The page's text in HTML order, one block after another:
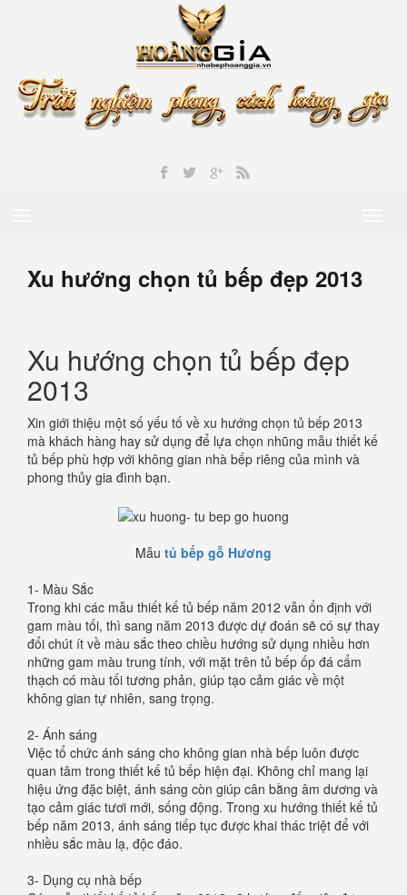
Xu hướng chọn tủ bếp đẹp 2013
Xu hướng chọn tủ bếp đẹp
2013
Xin giới thiệu một số yếu tố về xu hướng chọn tủ bếp 2013
mà khách hàng hay sử dụng để lựa chọn nhũng mẫu thiết kế
tủ bếp phù hợp với không gian nhà bếp riêng của mình và
phong thủy gia đình bạn.
Mẫu tủ bếp gỗ Hương
1- Màu Sắc
Trong khi các mẫu thiết kế tủ bếp năm 2012 vẫn ổn định với
gam màu tối, thì sang năm 2013 được dự đoán sẽ có sự thay
đổi chút ít về màu sắc theo chiều hướng sử dụng nhiều hơn
những gam màu trung tính, với mặt trên tủ bếp ốp đá cẩm
thạch có màu tối tương phản, giúp tạo cảm giác về một
không gian tự nhiên, sang trọng.
2- Ánh sáng
Việc tổ chức ánh sáng cho không gian nhà bếp luôn được
quan tâm trong thiết kế tủ bếp hiện đại. Không chỉ mang lại
hiệu ứng đặc biệt, ánh sáng còn giúp cân bằng âm dương và
tạo cảm giác tươi mới, sống động. Trong xu hướng thiết kế tủ
bếp năm 2013, ánh sáng tiếp tục được khai thác triệt để với
nhiều sắc màu lạ, độc đáo.
3- Dụng cụ nhà bếp